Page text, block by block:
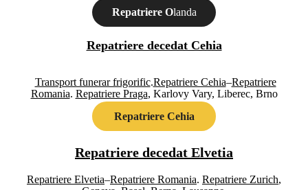
Repatriere Olanda
Repatriere decedat Cehia
Transport funerar frigorific.Repatriere Cehia–Repatriere
Romania. Repatriere Praga, Karlovy Vary, Liberec, Brno
Repatriere Cehia
Repatriere decedat Elvetia
Repatriere Elvetia–Repatriere Romania. Repatriere Zurich,